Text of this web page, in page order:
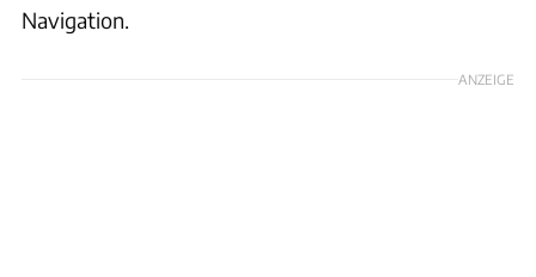
Navigation.
ANZEIGE